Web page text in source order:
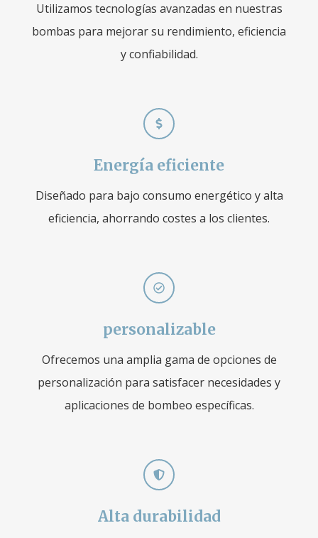
Utilizamos tecnologías avanzadas en nuestras
bombas para mejorar su rendimiento, eficiencia
y confiabilidad.
Energía eficiente
Diseñado para bajo consumo energético y alta
eficiencia, ahorrando costes a los clientes.
personalizable
Ofrecemos una amplia gama de opciones de
personalización para satisfacer necesidades y
aplicaciones de bombeo específicas.
Alta durabilidad